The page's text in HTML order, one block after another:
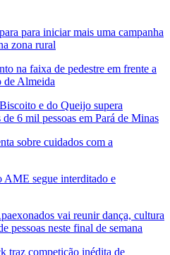
para iniciar mais uma campanha
zona rural
na faixa de pedestre em frente a
de Almeida
e do Queijo supera
6 mil pessoas em Pará de Minas
sobre cuidados com a
AME segue interditado e
vai reunir dança, cultura
pessoas neste final de semana
traz competição inédita de